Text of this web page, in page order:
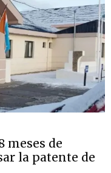
meses de
la patente de